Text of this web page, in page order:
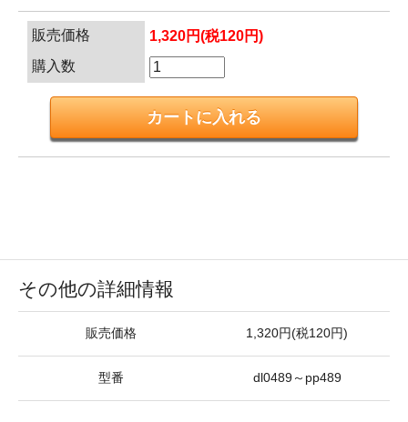
販売価格
1,320円(税120円)
購入数
その他の詳細情報
販売価格 1,320円(税120円)
型番 dl0489～pp489